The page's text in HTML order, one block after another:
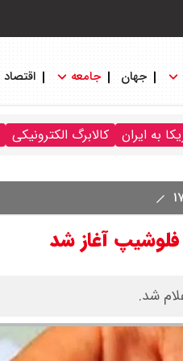
جهان جامعه اقتصاد
به ایران کالابرگ الکترونیکی
آغاز شد
شد.